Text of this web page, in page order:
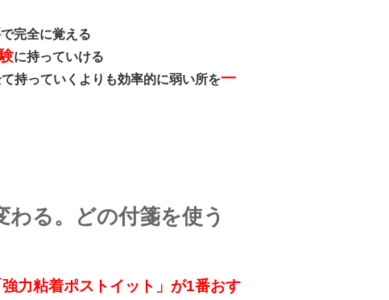
で完全に覚える
に持っていける
持っていくよりも効率的に弱い所を一
わる。どの付箋を使う
強力粘着ポストイット」が1番おす